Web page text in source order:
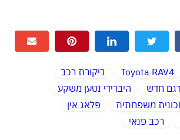
Toyota RAV4
ביקורת רכב
חדש
היברידי נטען משקע
משפחתית
פלאג אין
רכב פנאי